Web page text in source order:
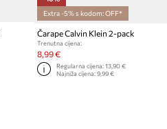
Extra -5% s kodom: OFF*
Čarape Calvin Klein 2-pack
Trenutna cijena:
8,99 €
Regularna cijena: 13,90 €
Najniža cijena: 9,99 €